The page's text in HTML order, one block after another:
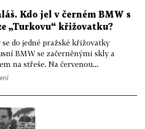
Kdo jel v černém BMW s
„Turkovu“ křižovatku?
do jedné pražské křižovatky
BMW se začerněnými skly a
na střeše. Na červenou...